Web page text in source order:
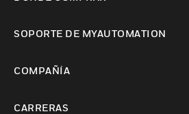
SOPORTE DE MYAUTOMATION
COMPAÑÍA
CARRERAS